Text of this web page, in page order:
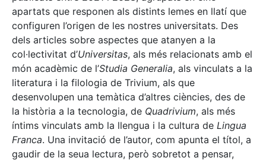
apartats que responen als distints lemes en llatí que
configuren l’origen de les nostres universitats. Des
dels articles sobre aspectes que atanyen a la
col·lectivitat d’Universitas, als més relacionats amb el
món acadèmic de l’Studia Generalia, als vinculats a la
literatura i la filologia de Trivium, als que
desenvolupen una temàtica d’altres ciències, des de
la història a la tecnologia, de Quadrivium, als més
íntims vinculats amb la llengua i la cultura de Lingua
Franca. Una invitació de l’autor, com apunta el títol, a
gaudir de la seua lectura, però sobretot a pensar,